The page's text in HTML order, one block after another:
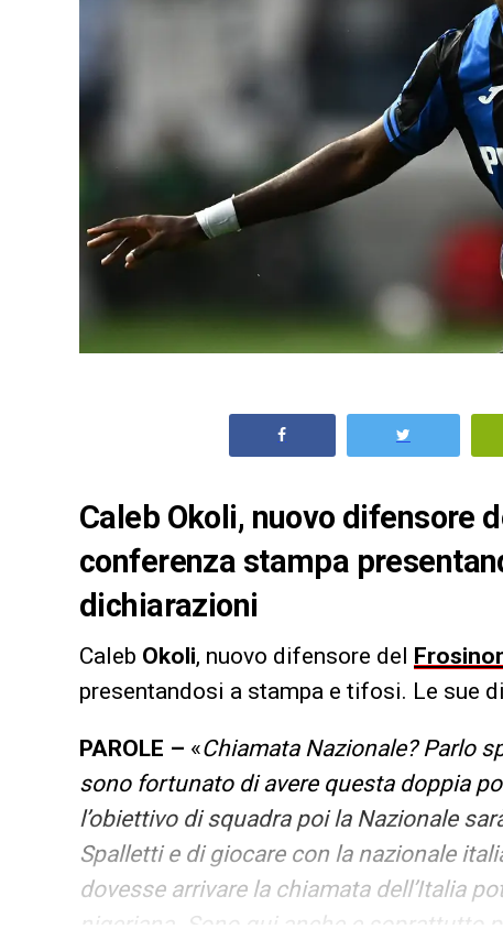
Caleb Okoli, nuovo difensore
conferenza stampa
dichiarazioni
Caleb Okoli, nuovo difensore del
presentandosi a stampa e tifosi. Le sue
PAROLE – «Chiamata Nazionale? Parlo
sono fortunato di avere questa doppia
l’obiettivo di squadra poi la Nazionale
Spalletti e di giocare con la nazionale
dovesse arrivare la chiamata dell’Italia